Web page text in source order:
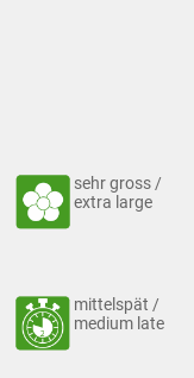
sehr gross /
extra large
mittelspät /
medium late